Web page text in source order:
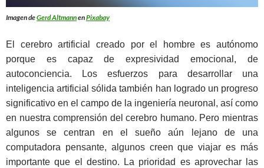
Imagen deGerd AltmannenPixabay
El cerebro artificial creado por el hombre es autónomo
porque es capaz de expresividad emocional, de
autoconciencia. Los esfuerzos para desarrollar una
inteligencia artificial sólida también han logrado un progreso
significativo en el campo de la ingeniería neuronal, así como
en nuestra comprensión del cerebro humano. Pero mientras
algunos se centran en el sueño aún lejano de una
computadora pensante, algunos creen que viajar es más
importante que el destino. La prioridad es aprovechar las